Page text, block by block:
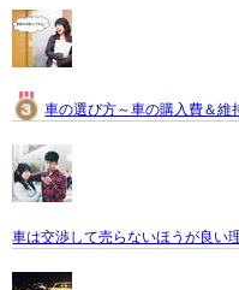
車の選び方～車の購入費＆維
車は交渉して売らないほうが良い